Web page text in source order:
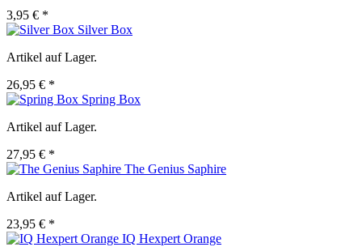
3,95 € *
Silver Box
Artikel auf Lager.
26,95 € *
Spring Box
Artikel auf Lager.
27,95 € *
The Genius Saphire
Artikel auf Lager.
23,95 € *
IQ Hexpert Orange